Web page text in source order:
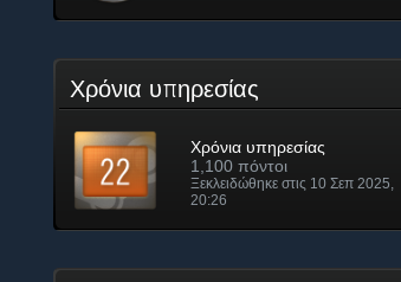
Χρόνια υπηρεσίας
Χρόνια υπηρεσίας
1,100 πόντοι
Ξεκλειδώθηκε στις 10 Σεπ 2025,
20:26